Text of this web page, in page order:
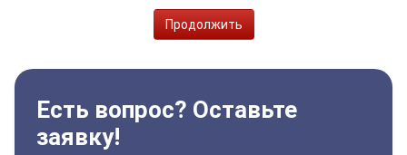
Продолжить
Есть вопрос? Оставьте
заявку!